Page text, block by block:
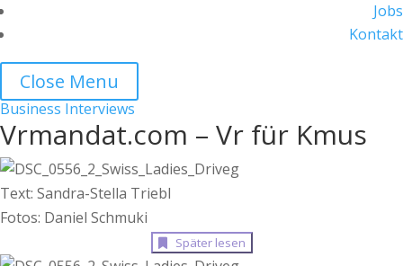
Jobs
Kontakt
Close Menu
Business Interviews
Vrmandat.com – Vr für Kmus
Text: Sandra-Stella Triebl
Fotos: Daniel Schmuki
Später lesen